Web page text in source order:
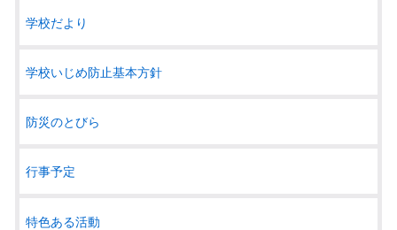
学校だより
学校いじめ防止基本方針
防災のとびら
行事予定
特色ある活動